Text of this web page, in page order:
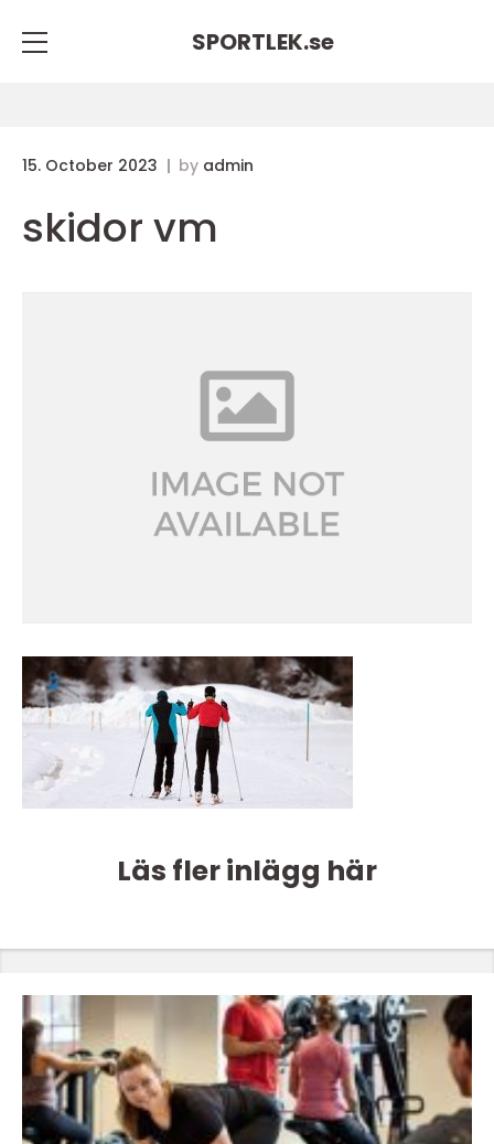
SPORTLEK.se
15. October 2023 by admin
skidor vm
Läs fler inlägg här